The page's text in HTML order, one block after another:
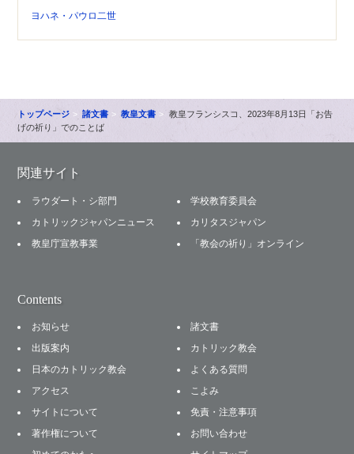
ヨハネ・パウロ二世
トップページ 諸文書 教皇文書
教皇フランシスコ、2023年8月13日「お告
げの祈り」でのことば
関連サイト
ラウダート・シ部門
学校教育委員会
カトリックジャパンニュース
カリタスジャパン
教皇庁宣教事業
「教会の祈り」オンライン
Contents
お知らせ
諸文書
出版案内
カトリック教会
日本のカトリック教会
よくある質問
アクセス
こよみ
サイトについて
免責・注意事項
著作権について
お問い合わせ